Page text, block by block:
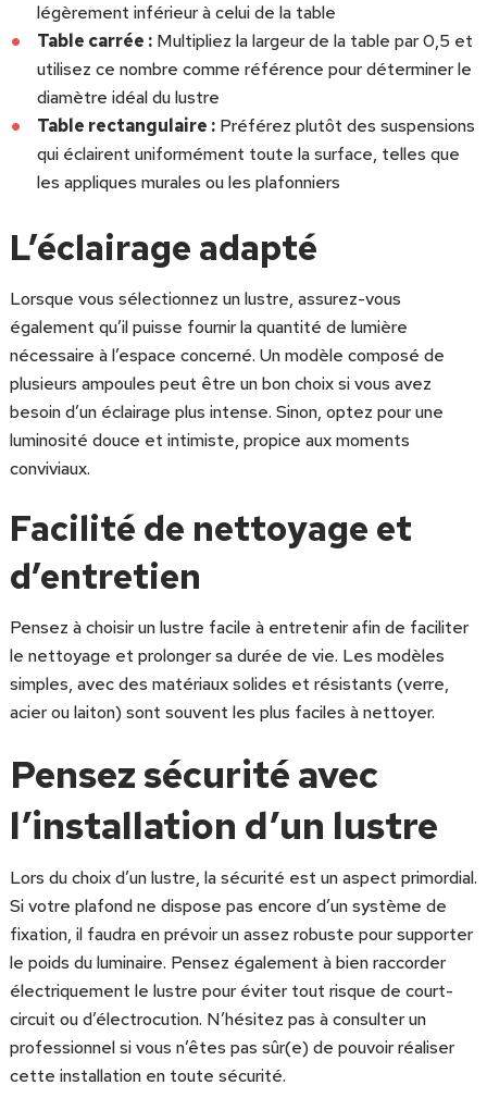
légèrement inférieur à celui de la table
Table carrée :Multipliez la largeur de la table par 0,5 et
utilisez ce nombre comme référence pour déterminer le
diamètre idéal du lustre
Table rectangulaire :Préférez plutôt des suspensions
qui éclairent uniformément toute la surface, telles que
les appliques murales ou les plafonniers
L’éclairage adapté
Lorsque vous sélectionnez un lustre, assurez-vous
également qu’il puisse fournir la quantité de lumière
nécessaire à l’espace concerné. Un modèle composé de
plusieurs ampoules peut être un bon choix si vous avez
besoin d’un éclairage plus intense. Sinon, optez pour une
luminosité douce et intimiste, propice aux moments
conviviaux.
Facilité de nettoyage et
d’entretien
Pensez à choisir un lustre facile à entretenir afin de faciliter
le nettoyage et prolonger sa durée de vie. Les modèles
simples, avec des matériaux solides et résistants (verre,
acier ou laiton) sont souvent les plus faciles à nettoyer.
Pensez sécurité avec
l’installation d’un lustre
Lors du choix d’un lustre, la sécurité est un aspect primordial.
Si votre plafond ne dispose pas encore d’un système de
fixation, il faudra en prévoir un assez robuste pour supporter
le poids du luminaire. Pensez également à bien raccorder
électriquement le lustre pour éviter tout risque de court-
circuit ou d’électrocution. N’hésitez pas à consulter un
professionnel si vous n’êtes pas sûr(e) de pouvoir réaliser
cette installation en toute sécurité.